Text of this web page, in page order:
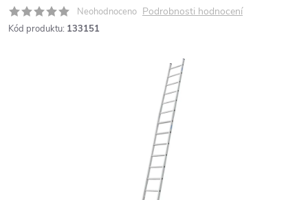
Neohodnoceno Podrobnosti hodnocení
Kód produktu: 133151